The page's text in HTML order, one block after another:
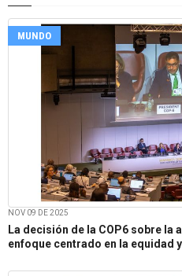
MUNDO
NOV 09 DE 2025
La decisión de la COP6 sobre la
enfoque centrado en la equidad